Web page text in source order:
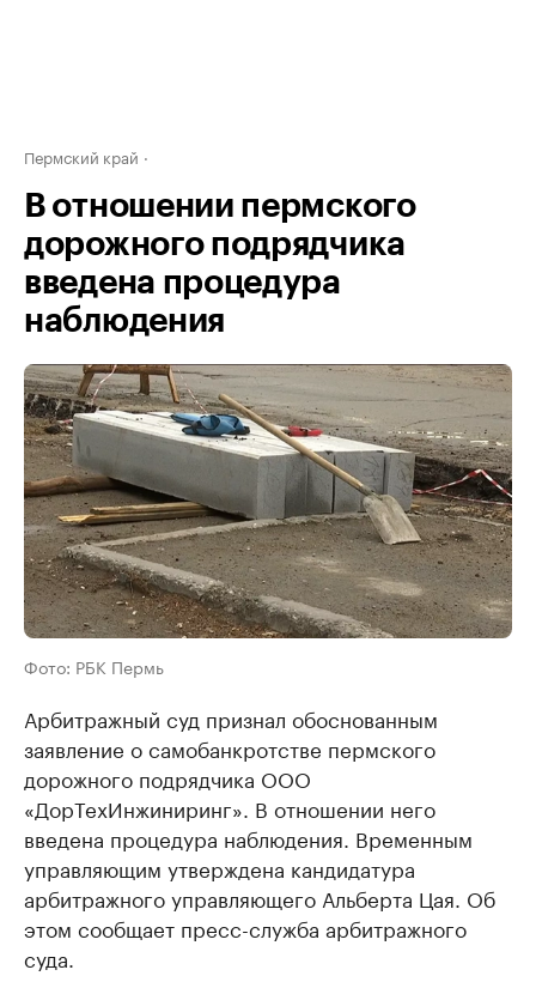
Пермский край
В отношении пермского
дорожного подрядчика
введена процедура
наблюдения
Фото: РБК Пермь
Арбитражный суд признал обоснованным
заявление о самобанкротстве пермского
дорожного подрядчика ООО
«ДорТехИнжиниринг». В отношении него
введена процедура наблюдения. Временным
управляющим утверждена кандидатура
арбитражного управляющего Альберта Цая. Об
этом сообщает пресс-служба арбитражного
суда.